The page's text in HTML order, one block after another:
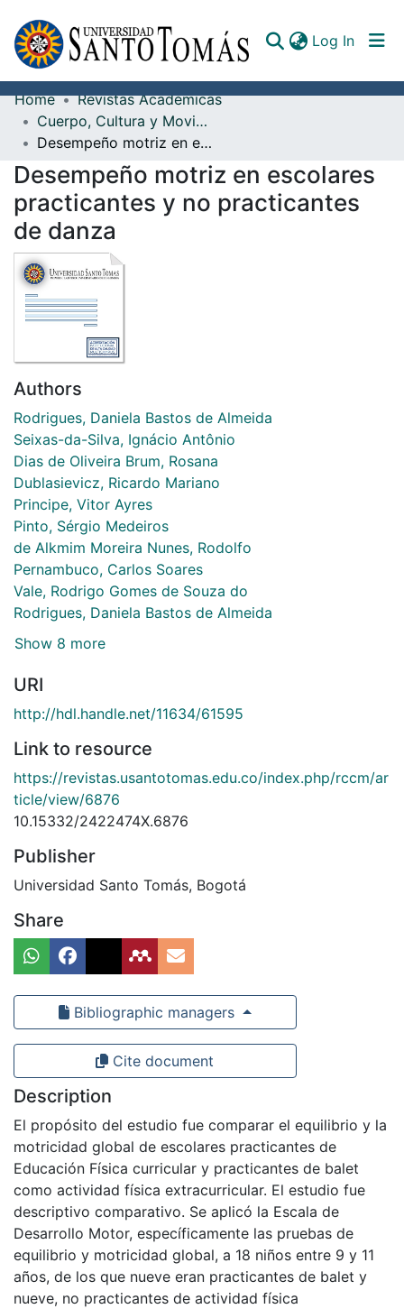
Log In
Communities & Collections
All of DSpace
Documents
Home
Revistas Académicas
Cuerpo, Cultura y Movimiento
Desempeño motriz en escolares practicantes y no practicantes de danza
Desempeño motriz en escolares
practicantes y no practicantes
de danza
Authors
Rodrigues, Daniela Bastos de Almeida
Seixas-da-Silva, Ignácio Antônio
Dias de Oliveira Brum, Rosana
Dublasievicz, Ricardo Mariano
Principe, Vitor Ayres
Pinto, Sérgio Medeiros
de Alkmim Moreira Nunes, Rodolfo
Pernambuco, Carlos Soares
Vale, Rodrigo Gomes de Souza do
Rodrigues, Daniela Bastos de Almeida
Show 8 more
URI
http://hdl.handle.net/11634/61595
Link to resource
https://revistas.usantotomas.edu.co/index.php/rccm/ar
ticle/view/6876
10.15332/2422474X.6876
Publisher
Universidad Santo Tomás, Bogotá
Share
Bibliographic managers
Cite document
Description
El propósito del estudio fue comparar el equilibrio y la
motricidad global de escolares practicantes de
Educación Física curricular y practicantes de balet
como actividad física extracurricular. El estudio fue
descriptivo comparativo. Se aplicó la Escala de
Desarrollo Motor, específicamente las pruebas de
equilibrio y motricidad global, a 18 niños entre 9 y 11
años, de los que nueve eran practicantes de balet y
nueve, no practicantes de actividad física